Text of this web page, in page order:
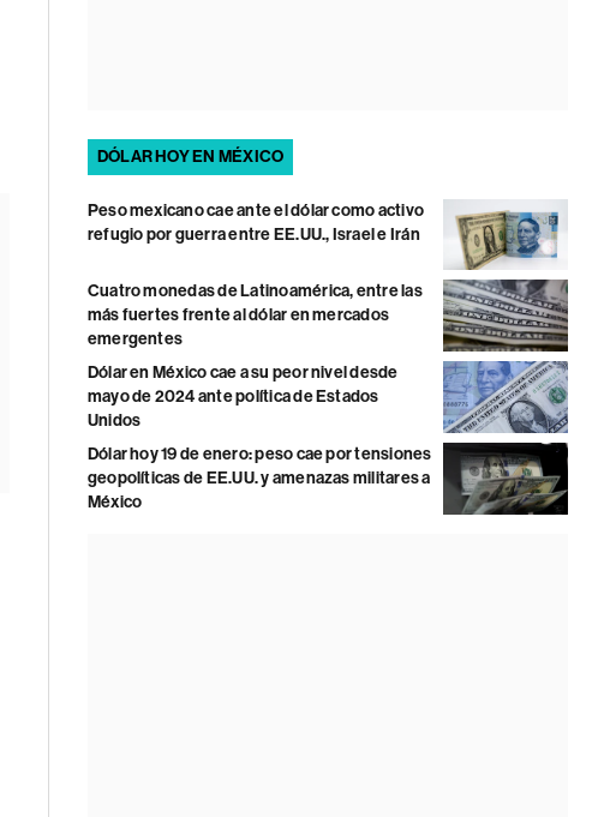
DÓLAR HOY EN MÉXICO
Peso mexicano cae ante el dólar como activo
refugio por guerra entre EE.UU., Israel e Irán
Cuatro monedas de Latinoamérica, entre las
más fuertes frente al dólar en mercados
emergentes
Dólar en México cae a su peor nivel desde
mayo de 2024 ante política de Estados
Unidos
Dólar hoy 19 de enero: peso cae por tensiones
geopolíticas de EE.UU. y amenazas militares a
México